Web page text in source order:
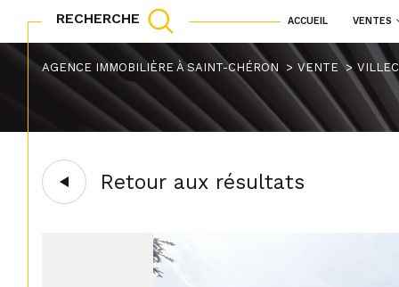
ACCUEIL VENTES
maisons appartements
RECHERCHE
Acheter
de l'ancien
à
TYPE DE BIEN
AGENCE IMMOBILIÈRE À SAINT-CHÉRON VENTE
Retour aux résultats